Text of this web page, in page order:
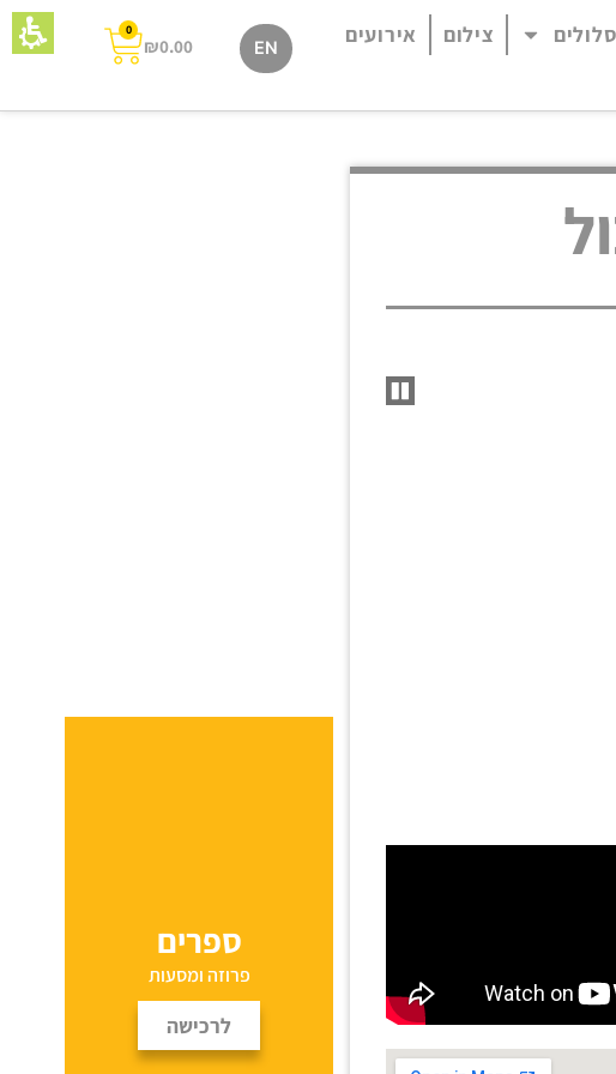
צילום
אירועים
EN
₪0.00
0
ספרים
פרוזה ומסעות
לרכישה